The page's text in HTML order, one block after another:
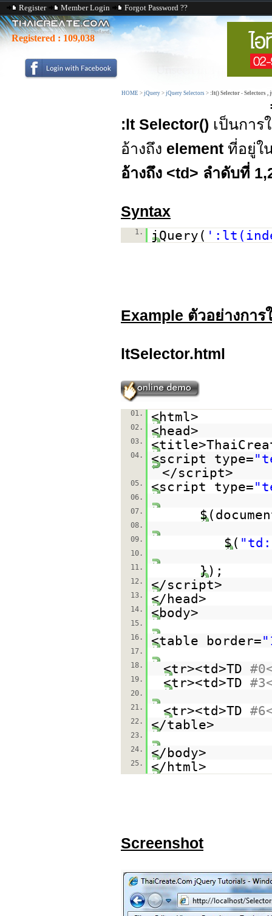
Register Member Login Forgot Password ??
Registered : 109,038
HOME > jQuery > jQuery Selectors > :lt() Selector - Selectors ,
:lt Selector() เป็นการ
อ้างถึง element ที่อยู่ใ
อ้างถึง <td> ลำดับที่
Syntax
1. jQuery(
Example ตัวอย่างกา
ltSelector.html
01. <html>
02. <head>
03.
04. <script type=
</script>
05. <script type=
06.
07.
08.
09.
$(
10.
11.
});
12. </script>
13. </head>
14. <body>
15.
16.
<table border=
17.
18.
<tr><td>TD
19. <tr><td>TD
20.
21.
<tr><td>TD
22. </table>
23.
24.
</body>
25. </html>
Screenshot